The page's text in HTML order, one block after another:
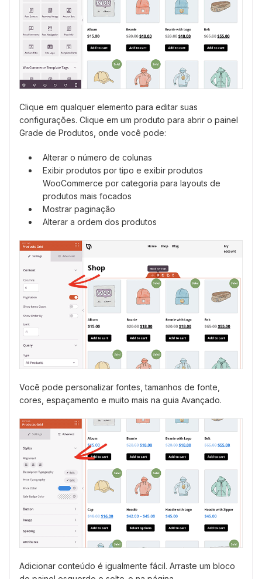
Clique em qualquer elemento para editar suas
configurações. Clique em um produto para abrir o painel
Grade de Produtos, onde você pode:
Alterar o número de colunas
Exibir produtos por tipo e exibir produtos
WooCommerce por categoria para layouts de
produtos mais focados
Mostrar paginação
Alterar a ordem dos produtos
Você pode personalizar fontes, tamanhos de fonte,
cores, espaçamento e muito mais na guia Avançado.
Adicionar conteúdo é igualmente fácil. Arraste um bloco